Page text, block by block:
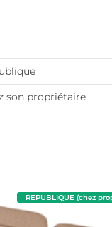
son propriétaire
REPUBLIQUE (chez